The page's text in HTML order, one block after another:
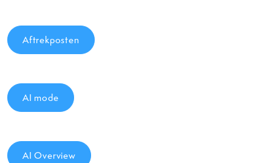
Aftrekposten
AI mode
AI Overview